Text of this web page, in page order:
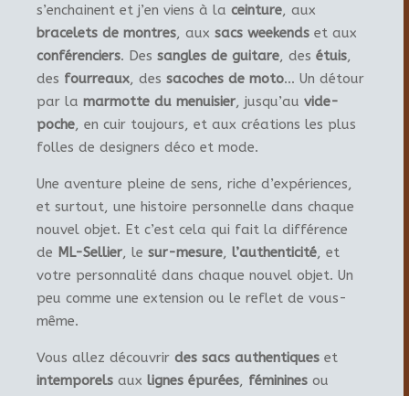
s’enchainent et j’en viens à la ceinture, aux
bracelets de montres, aux sacs weekends et aux
conférenciers. Des sangles de guitare, des étuis,
des fourreaux, des sacoches de moto… Un détour
par la marmotte du menuisier, jusqu’au vide-
poche, en cuir toujours, et aux créations les plus
folles de designers déco et mode.
Une aventure pleine de sens, riche d’expériences,
et surtout, une histoire personnelle dans chaque
nouvel objet. Et c’est cela qui fait la différence
de ML-Sellier, le sur-mesure, l’authenticité, et
votre personnalité dans chaque nouvel objet. Un
peu comme une extension ou le reflet de vous-
même.
Vous allez découvrir des sacs authentiques et
intemporels aux lignes épurées, féminines ou